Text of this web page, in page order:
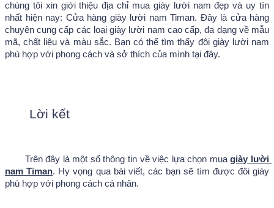
chúng tôi xin giới thiệu địa chỉ mua giày lười nam đẹp và uy tín
nhất hiện nay: Cửa hàng giày lười nam Timan. Đây là cửa hàng
chuyên cung cấp các loại giày lười nam cao cấp, đa dạng về mẫu
mã, chất liệu và màu sắc. Bạn có thể tìm thấy đôi giày lười nam
phù hợp với phong cách và sở thích của mình tại đây.
Lời kết
Trên đây là một số thông tin về việc lựa chọn mua giày lười
nam Timan. Hy vọng qua bài viết, các bạn sẽ tìm được đôi giày
phù hợp với phong cách cá nhân.